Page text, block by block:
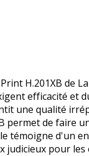
H.201XB de
efficacité et
une qualité
permet de faire
témoigne
judicieux pour